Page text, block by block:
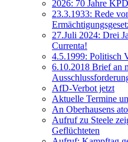
2026: 70 Jahre
23.3.1933: Rede
27.Juli 2024: Drei
Currenta!
4.5.1999: Politisch
6.10.2018 Brief an
AfD-Verbot jetzt
Aktuelle Termine
An Oberhausens
Aufruf zu Steele
Geflüchteten